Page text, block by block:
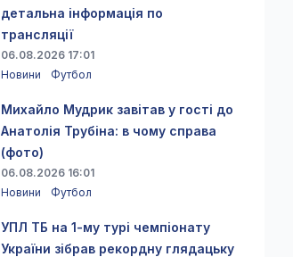
детальна інформація по
трансляції
06.08.2026 17:01
Новини
Футбол
Михайло Мудрик завітав у гості до
Анатолія Трубіна: в чому справа
(фото)
06.08.2026 16:01
Новини
Футбол
УПЛ ТБ на 1-му турі чемпіонату
України зібрав рекордну глядацьку